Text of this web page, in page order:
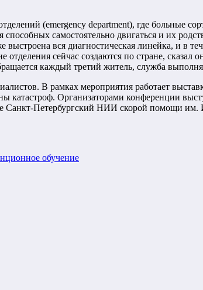
(emergency department), где больные
самостоятельно двигаться и их
выстроена вся диагностическая линейка, и в
отделения сейчас создаются по стране,
каждый третий житель, служба
В рамках мероприятия работает
катастроф. Организаторами конференции
Санкт-Петербургский НИИ скорой помощи
обучение